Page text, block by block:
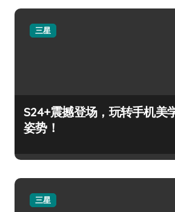
三星
S24+震撼登场，玩转手机美
姿势！
三星